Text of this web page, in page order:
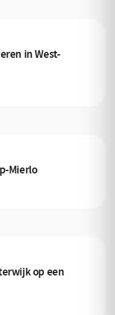
in West-
Mierlo
op een